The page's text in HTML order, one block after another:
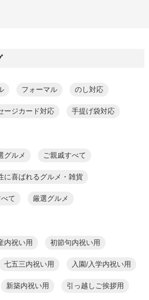
フォーマル のし対応
ージカード対応 手提げ袋対応
グルメ ご親戚すべて
に喜ばれるグルメ・雑貨
て 厳選グルメ
内祝い用 初節句内祝い用
七五三内祝い用 入園/入学内祝い用
新築内祝い用 引っ越しご挨拶用